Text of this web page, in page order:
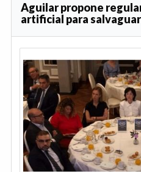
Aguilar propone
artificial para